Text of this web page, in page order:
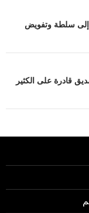
إلى سلطة وتفويض
قادرة على الكثير